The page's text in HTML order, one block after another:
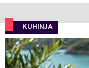
KUHINJA